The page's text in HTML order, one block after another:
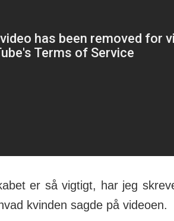
er så vigtigt, har jeg
kvinden sagde på videoen.